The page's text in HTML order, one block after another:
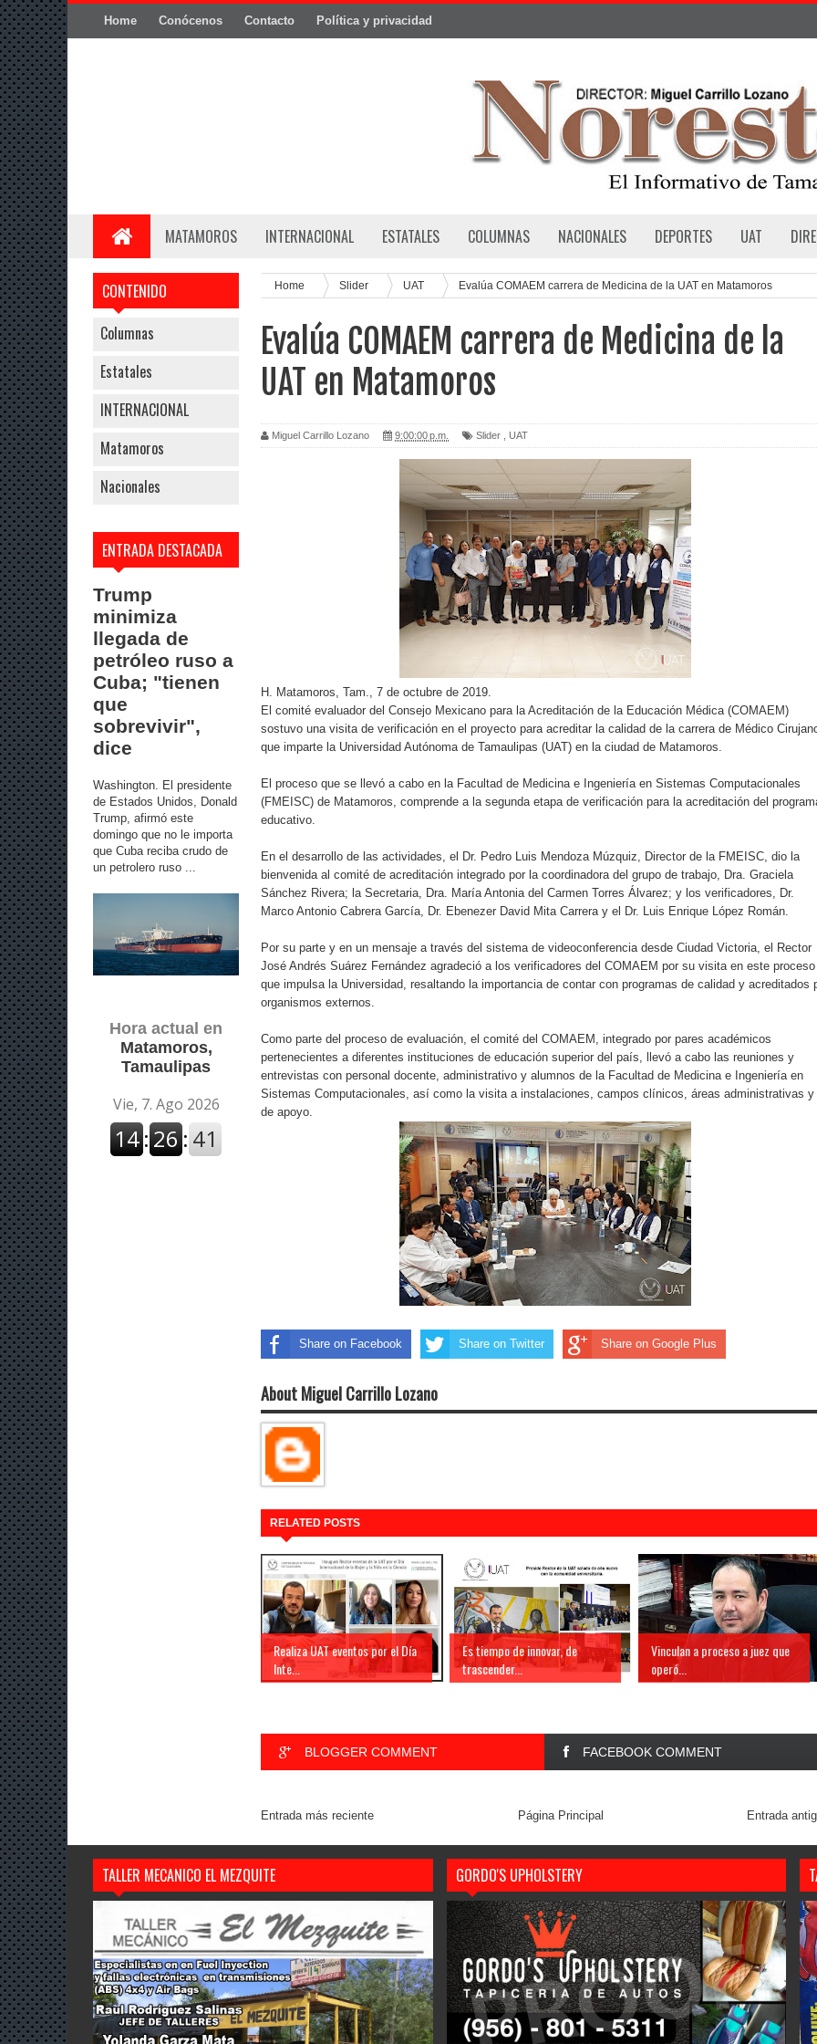
Home Conócenos Contacto Política y privacidad
MATAMOROS INTERNACIONAL ESTATALES COLUMNAS NACIONALES DEPORTES UAT
CONTENIDO
Columnas
Estatales
INTERNACIONAL
Matamoros
Nacionales
ENTRADA DESTACADA
Trump
minimiza
llegada de
petróleo ruso a
Cuba; "tienen
que
sobrevivir",
dice
Washington. El presidente
de Estados Unidos, Donald
Trump, afirmó este
domingo que no le importa
que Cuba reciba crudo de
un petrolero ruso ...
Hora actual en
Matamoros,
Tamaulipas
Home Slider UAT Evalúa COMAEM carrera de Medicina de la UAT en Matamoros
Evalúa COMAEM carrera de Medicina de la
UAT en Matamoros
Miguel Carrillo Lozano 9:00:00 p.m. Slider UAT
H. Matamoros, Tam., 7 de octubre de 2019.
El comité evaluador del Consejo Mexicano para la Acreditación de la Educación Médica (COMAEM)
sostuvo una visita de verificación en el proyecto para acreditar la calidad de la carrera de Médico
que imparte la Universidad Autónoma de Tamaulipas (UAT) en la ciudad de Matamoros.
El proceso que se llevó a cabo en la Facultad de Medicina e Ingeniería en Sistemas Computacionales
(FMEISC) de Matamoros, comprende a la segunda etapa de verificación para la acreditación del
educativo.
En el desarrollo de las actividades, el Dr. Pedro Luis Mendoza Múzquiz, Director de la FMEISC, dio la
bienvenida al comité de acreditación integrado por la coordinadora del grupo de trabajo, Dra. Graciela
Sánchez Rivera; la Secretaria, Dra. María Antonia del Carmen Torres Álvarez; y los verificadores, Dr.
Marco Antonio Cabrera García, Dr. Ebenezer David Mita Carrera y el Dr. Luis Enrique López Román.
Por su parte y en un mensaje a través del sistema de videoconferencia desde Ciudad Victoria, el Rector
José Andrés Suárez Fernández agradeció a los verificadores del COMAEM por su visita en este proceso
que impulsa la Universidad, resaltando la importancia de contar con programas de calidad y acreditados
organismos externos.
Como parte del proceso de evaluación, el comité del COMAEM, integrado por pares académicos
pertenecientes a diferentes instituciones de educación superior del país, llevó a cabo las reuniones y
entrevistas con personal docente, administrativo y alumnos de la Facultad de Medicina e Ingeniería en
Sistemas Computacionales, así como la visita a instalaciones, campos clínicos, áreas administrativas y
de apoyo.
Share on Facebook Share on Twitter Share on Google Plus
About Miguel Carrillo Lozano
RELATED POSTS
Realiza UAT eventos por el Día
Inte...
Es tiempo de innovar, de
trascender...
Vinculan a proceso a juez que
operó...
BLOGGER COMMENT FACEBOOK COMMENT
Entrada más reciente Entrada
Página Principal
TALLER MECANICO EL MEZQUITE GORDO'S UPHOLSTERY